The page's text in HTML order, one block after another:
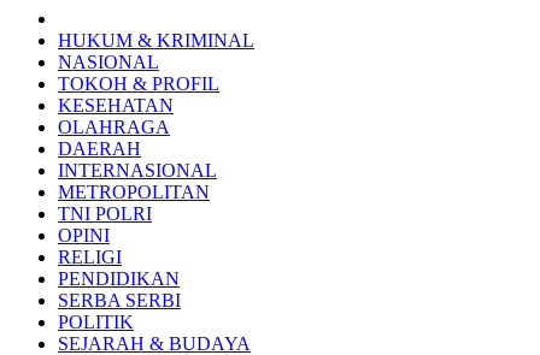
HUKUM & KRIMINAL
NASIONAL
TOKOH & PROFIL
KESEHATAN
OLAHRAGA
DAERAH
INTERNASIONAL
METROPOLITAN
TNI POLRI
OPINI
RELIGI
PENDIDIKAN
SERBA SERBI
POLITIK
SEJARAH & BUDAYA